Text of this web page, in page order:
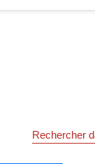
Rechercher